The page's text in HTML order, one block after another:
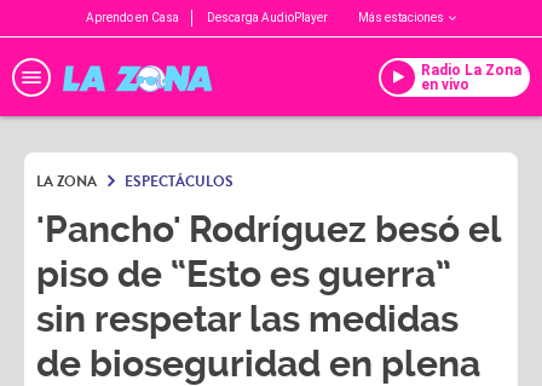
Aprendo en Casa Descarga AudioPlayer Más estaciones
Radio La Zona
en vivo
LA ZONA ESPECTÁCULOS
'Pancho' Rodríguez besó el
piso de “Esto es guerra”
sin respetar las medidas
de bioseguridad en plena